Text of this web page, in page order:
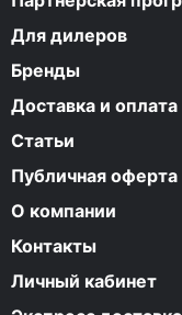
Для дилеров
Бренды
Доставка и оплата
Статьи
Публичная оферта
О компании
Контакты
Личный кабинет